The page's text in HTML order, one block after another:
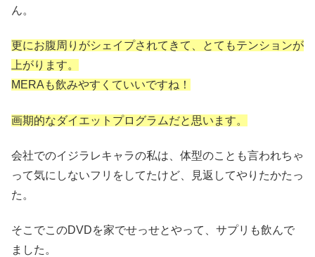
ん。
更にお腹周りがシェイプされてきて、とてもテンションが
上がります。
MERAも飲みやすくていいですね！
画期的なダイエットプログラムだと思います。
会社でのイジラレキャラの私は、体型のことも言われちゃ
って気にしないフリをしてたけど、見返してやりたかたっ
た。
そこでこのDVDを家でせっせとやって、サプリも飲んで
ました。